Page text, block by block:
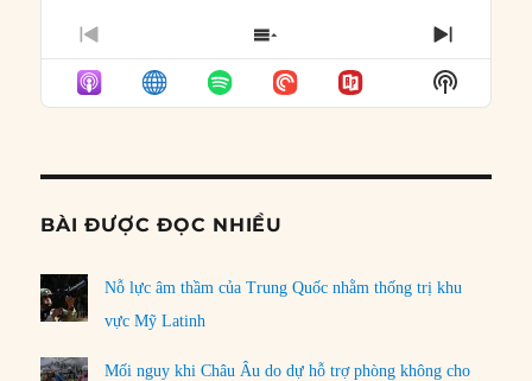
PREVIOUS
EPISODE
SHOW
EPISODES
LIST
NEXT
Show
Podcast
BÀI ĐƯỢC ĐỌC NHIỀU
Nỗ lực âm thầm của Trung Quốc nhằm thống trị khu
vực Mỹ Latinh
Mối nguy khi Châu Âu do dự hỗ trợ phòng không cho